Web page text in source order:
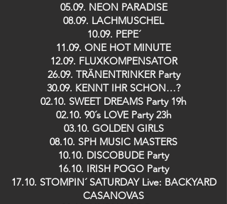
05.09. NEON PARADISE
08.09. LACHMUSCHEL
10.09. PEPE´
11.09. ONE HOT MINUTE
12.09. FLUXKOMPENSATOR
26.09. TRÄNENTRINKER Party
30.09. KENNT IHR SCHON…?
02.10. SWEET DREAMS Party 19h
02.10. 90´s LOVE Party 23h
03.10. GOLDEN GIRLS
08.10. SPH MUSIC MASTERS
10.10. DISCOBUDE Party
16.10. IRISH POGO Party
17.10. STOMPIN´ SATURDAY Live: BACKYARD
CASANOVAS